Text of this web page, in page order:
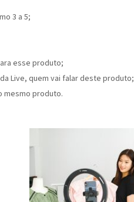
3 a 5;
esse produto;
Live, quem vai falar deste produto;
mesmo produto.